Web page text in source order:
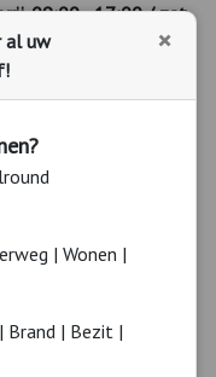
09:00 - 17:00 / zat.
WA-
voor Wettelijke
een uitgebreidere
dekking van de WA-
al uw
×
| Wonen |
Brand | Bezit |